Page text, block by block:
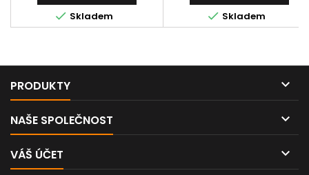
 Skladem  Skladem
PRODUKTY 
NAŠE SPOLEČNOST 
VÁŠ ÚČET 